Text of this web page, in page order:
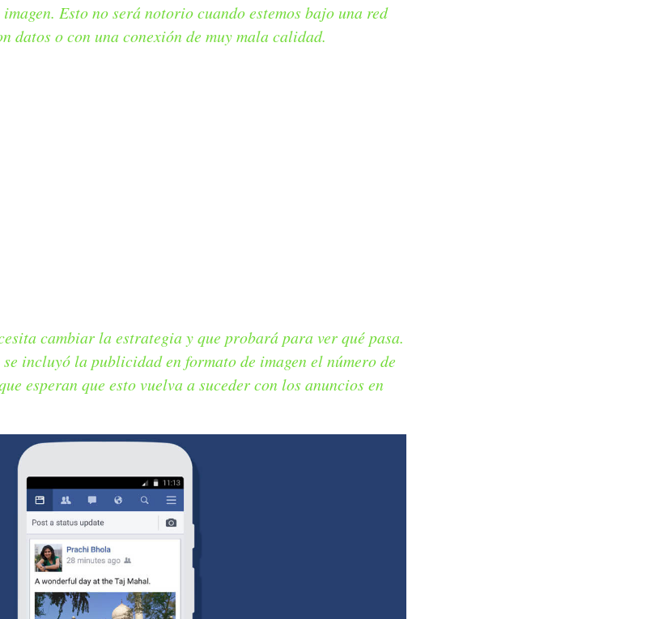
Esto no será notorio cuando estemos bajo una red
datos o con una conexión de muy mala calidad.
cambiar la estrategia y que probará para ver qué pasa.
incluyó la publicidad en formato de imagen el número de
esperan que esto vuelva a suceder con los anuncios en